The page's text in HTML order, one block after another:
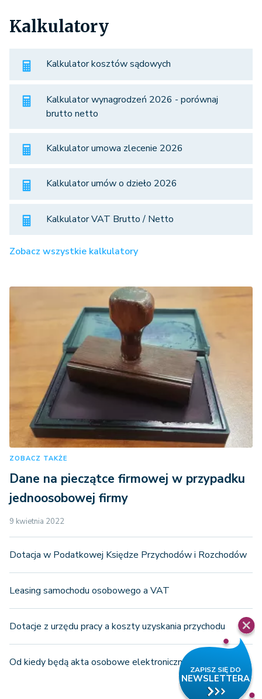
Kalkulatory
Kalkulator kosztów sądowych
Kalkulator wynagrodzeń 2026 - porównaj
brutto netto
Kalkulator umowa zlecenie 2026
Kalkulator umów o dzieło 2026
Kalkulator VAT Brutto / Netto
Zobacz wszystkie kalkulatory
ZOBACZ TAKŻE
Dane na pieczątce firmowej w przypadku
jednoosobowej firmy
9 kwietnia 2022
Dotacja w Podatkowej Księdze Przychodów i Rozchodów
Leasing samochodu osobowego a VAT
Dotacje z urzędu pracy a koszty uzyskania przychodu
Od kiedy będą akta osobowe elektroniczne?